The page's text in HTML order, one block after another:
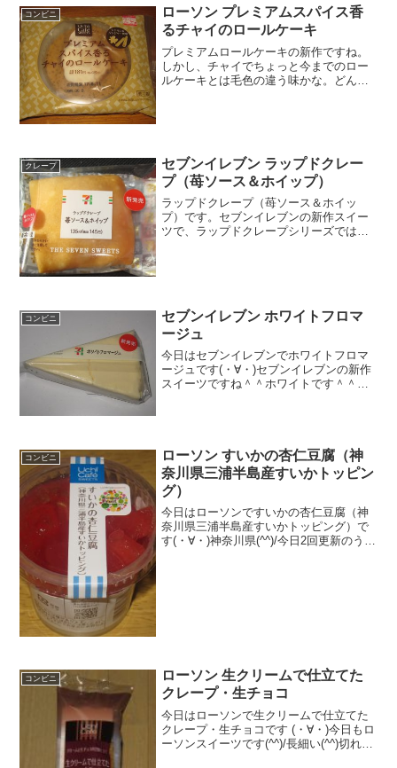
コンビニ
ローソン プレミアムスパイス香
るチャイのロールケーキ
プレミアムロールケーキの新作ですね。
しかし、チャイでちょっと今までのロー
ルケーキとは毛色の違う味かな。どんな
クレープ
セブンイレブン ラップドクレー
プ（苺ソース＆ホイップ）
ラップドクレープ（苺ソース＆ホイッ
プ）です。セブンイレブンの新作スイー
ツで、ラップドクレープシリーズではあ
コンビニ
セブンイレブン ホワイトフロマ
ージュ
今日はセブンイレブンでホワイトフロマ
ージュです(・∀・)セブンイレブンの新作
スイーツですね＾＾ホワイトです＾＾今
コンビニ
ローソン すいかの杏仁豆腐（神
奈川県三浦半島産すいかトッピン
グ）
今日はローソンですいかの杏仁豆腐（神
奈川県三浦半島産すいかトッピング）で
す(・∀・)神奈川県(^^)/今日2回更新のうち
コンビニ
ローソン 生クリームで仕立てた
クレープ・生チョコ
今日はローソンで生クリームで仕立てた
クレープ・生チョコです (・∀・)今日もロ
ーソンスイーツです(^^)/長細い(^^)切れ目